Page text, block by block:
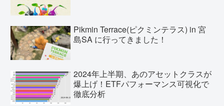
Pikmin Terrace(ピクミンテラス) in 宮
島SA に行ってきました！
2024年上半期、あのアセットクラスが
爆上げ！ETFパフォーマンス可視化で
徹底分析